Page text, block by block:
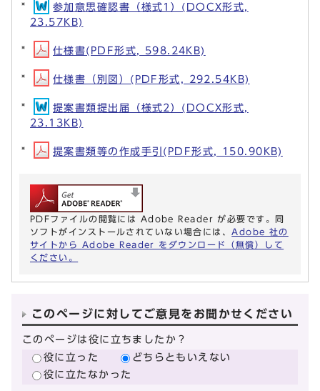
参加意思確認書（様式1）(DOCX形式,
23.57KB)
仕様書(PDF形式, 598.24KB)
仕様書（別図）(PDF形式, 292.54KB)
提案書類提出届（様式2）(DOCX形式,
23.13KB)
提案書類等の作成手引(PDF形式, 150.90KB)
PDFファイルの閲覧には Adobe Reader が必要です。同
ソフトがインストールされていない場合には、 Adobe 社の
サイトから Adobe Reader をダウンロード（無償）して
ください。
このページに対してご意見をお聞かせください
このページは役に立ちましたか？
役に立った
どちらともいえない
役に立たなかった